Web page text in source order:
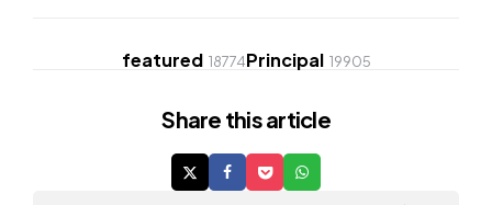
featured 18774Principal 19905
Share this article